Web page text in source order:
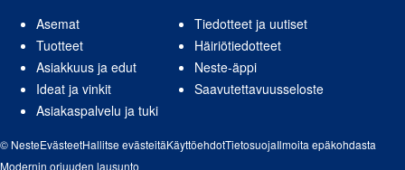
Asemat
Tuotteet
Asiakkuus ja edut
Ideat ja vinkit
Asiakaspalvelu ja tuki
Tiedotteet ja uutiset
Häiriötiedotteet
Neste-äppi
Saavutettavuusseloste
© NesteEvästeetHallitse evästeitäKäyttöehdotTietosuojaIlmoita epäkohdasta
Modernin orjuuden lausunto